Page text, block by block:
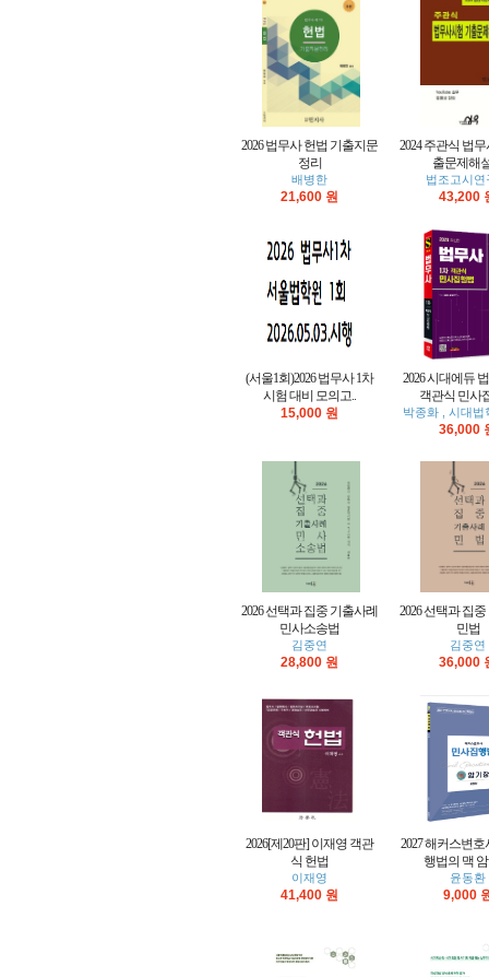
2026 법무사 헌법 기출지문
정리
배병한
21,600 원
2024 주관식 법
출문제해
법조고시연
43,200
(서울1회)2026 법무사 1차
시험 대비 모의고..
15,000 원
2026 시대에듀
객관식 민사
박종화 , 시대법
36,000
2026 선택과 집중 기출사례
민사소송법
김중연
28,800 원
2026 선택과 집
민법
김중연
36,000
2026[제20판] 이재영 객관
식 헌법
이재영
41,400 원
2027 해커스변
행법의 맥
윤동환
9,000